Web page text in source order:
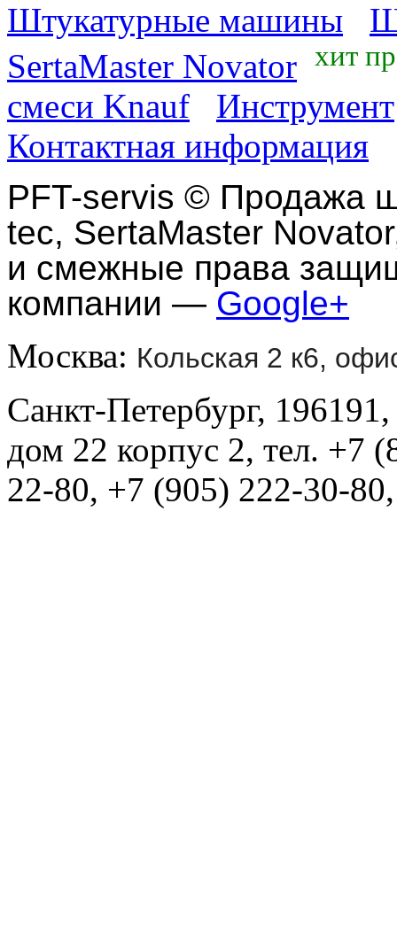
Штукатурные машины
SertaMaster Novator хит
смеси Knauf
Инструмент
Контактная информация
PFT-servis © Продажа
tec, SertaMaster
и смежные права
компании — Google+
Москва: Кольская 2 к6,
Санкт-Петербург,
дом 22 корпус 2, тел. +7
22-80, +7 (905) 222-30-